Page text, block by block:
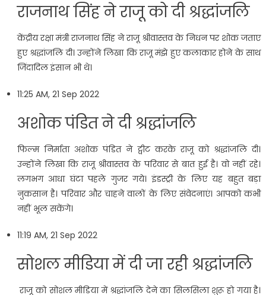
राजनाथ सिंह ने राजू को दी श्रद्धांजलि
केंद्रीय रक्षा मंत्री राजनाथ सिंह ने राजू श्रीवास्तव के निधन पर शोक जताए
हुए श्रद्धांजलि दी। उन्होंने लिखा कि राजू मंझे हुए कलाकार होने के साथ
जिंदादिल इंसान भी थे।
11:25 AM, 21 Sep 2022
अशोक पंडित ने दी श्रद्धांजलि
फिल्म निर्माता अशोक पंडित ने ट्वीट करके राजू को श्रद्धांजलि दी।
उन्होंने लिखा कि राजू श्रीवास्तव के परिवार से बात हुई है। वो नहीं रहे।
लगभग आधा घंटा पहले गुजर गये। इंडस्ट्री के लिए यह बहुत बड़ा
नुकसान है। परिवार और चाहने वालों के लिए संवेदनाएं। आपको कभी
नहीं भूल सकेंगे।
11:19 AM, 21 Sep 2022
सोशल मीडिया में दी जा रही श्रद्धांजलि
राजू को सोशल मीडिया में श्रद्धांजलि देने का सिलसिला शुरू हो गया है।